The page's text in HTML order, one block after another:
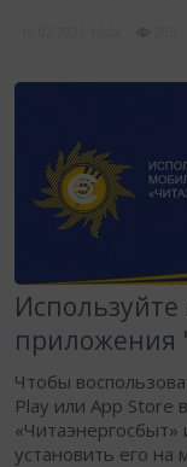
приложения
Чтобы
Play или App Store
«Читаэнергосбыт»
установить его на